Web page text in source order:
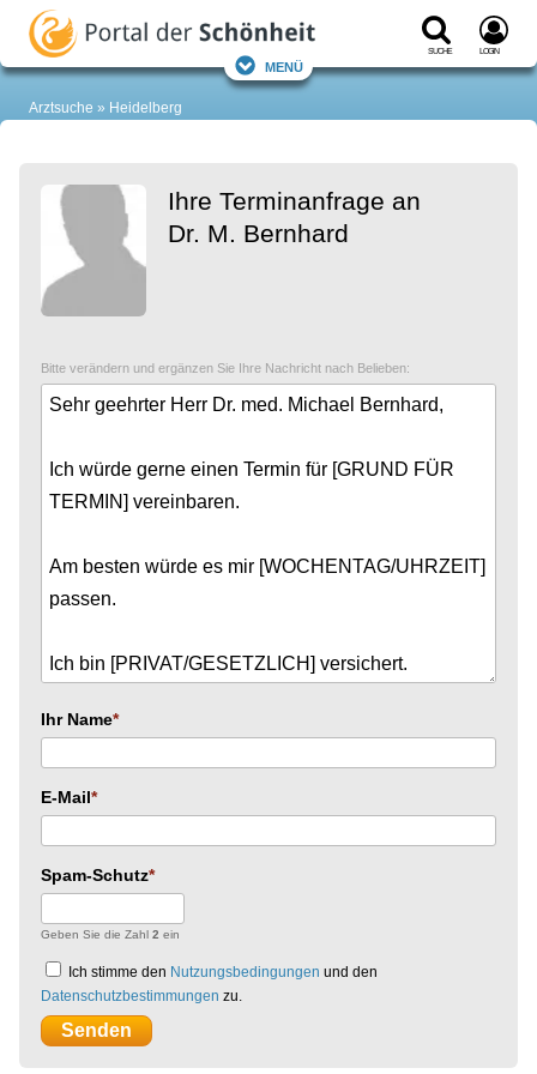
Suche Login
Menü
Arztsuche Heidelberg
Ihre Terminanfrage an
Dr. M. Bernhard
Bitte verändern und ergänzen Sie Ihre Nachricht nach Belieben:
Ihr Name
E-Mail
Spam-Schutz
Geben Sie die Zahl 2 ein
Ich stimme den Nutzungsbedingungen und den
Datenschutzbestimmungen zu.